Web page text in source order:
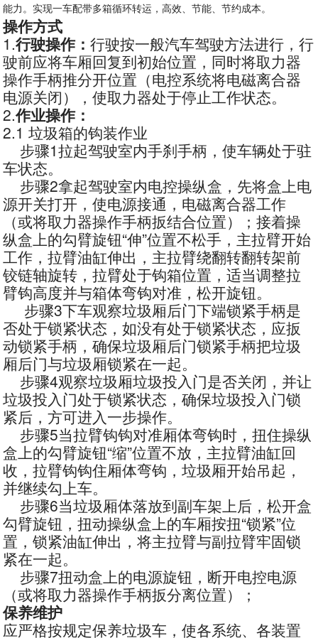
能力。实现一车配带多箱循环转运，高效、节能、节约成本。
操作方式
1.行驶操作：行驶按一般汽车驾驶方法进行，行
驶前应将车厢回复到初始位置，同时将取力器
操作手柄推分开位置（电控系统将电磁离合器
电源关闭），使取力器处于停止工作状态。
2.作业操作：
2.1 垃圾箱的钩装作业
步骤1拉起驾驶室内手刹手柄，使车辆处于驻
车状态。
步骤2拿起驾驶室内电控操纵盒，先将盒上电
源开关打开，使电源接通，电磁离合器工作
（或将取力器操作手柄扳结合位置）；接着操
纵盒上的勾臂旋钮“伸”位置不松手，主拉臂开始
工作，拉臂油缸伸出，主拉臂绕翻转翻转架前
铰链轴旋转，拉臂处于钩箱位置，适当调整拉
臂钩高度并与箱体弯钩对准，松开旋钮。
步骤3下车观察垃圾厢后门下端锁紧手柄是
否处于锁紧状态，如没有处于锁紧状态，应扳
动锁紧手柄，确保垃圾厢后门锁紧手柄把垃圾
厢后门与垃圾厢锁紧在一起。
步骤4观察垃圾厢垃圾投入门是否关闭，并让
垃圾投入门处于锁紧状态，确保垃圾投入门锁
紧后，方可进入一步操作。
步骤5当拉臂钩钩对准厢体弯钩时，扭住操纵
盒上的勾臂旋钮“缩”位置不放，主拉臂油缸回
收，拉臂钩钩住厢体弯钩，垃圾厢开始吊起，
并继续勾上车。
步骤6当垃圾厢体落放到副车架上后，松开盒
勾臂旋钮，扭动操纵盒上的车厢按扭“锁紧”位
置，锁紧油缸伸出，将主拉臂与副拉臂牢固锁
紧在一起。
步骤7扭动盒上的电源旋钮，断开电控电源
（或将取力器操作手柄扳分离位置）；
保养维护
应严格按规定保养垃圾车，使各系统、各装置